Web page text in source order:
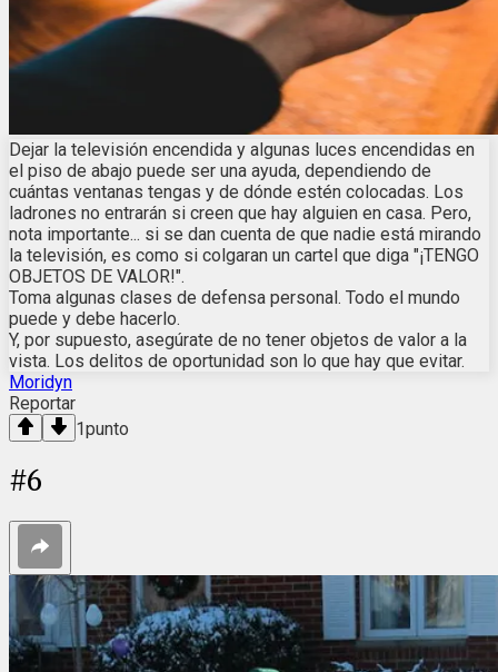
Dejar la televisión encendida y algunas luces encendidas en
el piso de abajo puede ser una ayuda, dependiendo de
cuántas ventanas tengas y de dónde estén colocadas. Los
ladrones no entrarán si creen que hay alguien en casa. Pero,
nota importante... si se dan cuenta de que nadie está mirando
la televisión, es como si colgaran un cartel que diga "¡TENGO
OBJETOS DE VALOR!".
Toma algunas clases de defensa personal. Todo el mundo
puede y debe hacerlo.
Y, por supuesto, asegúrate de no tener objetos de valor a la
vista. Los delitos de oportunidad son lo que hay que evitar.
Moridyn
Reportar
1punto
#6